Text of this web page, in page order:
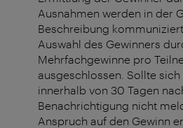
Ausnahmen werden in der
Beschreibung
Auswahl des Gewinners
Mehrfachgewinne pro
ausgeschlossen. Sollte sich
innerhalb von 30 Tagen
Benachrichtigung nicht
Anspruch auf den Gewinn